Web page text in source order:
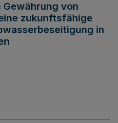
Gewährung von
zukunftsfähige
in